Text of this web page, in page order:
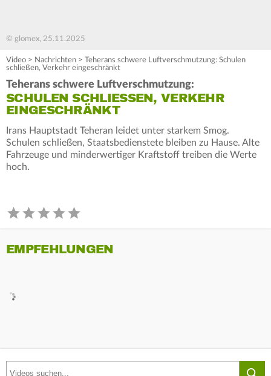
© glomex, 25.11.2025
Video > Nachrichten > Teherans schwere Luftverschmutzung: Schulen
schließen, Verkehr eingeschränkt
Teherans schwere Luftverschmutzung:
SCHULEN SCHLIESSEN, VERKEHR E
INGESCHRÄNKT
Irans Hauptstadt Teheran leidet unter starkem Smog.
Schulen schließen, Staatsbedienstete bleiben zu Hause. Alte
Fahrzeuge und minderwertiger Kraftstoff treiben die Werte
hoch.
EMPFEHLUNGEN